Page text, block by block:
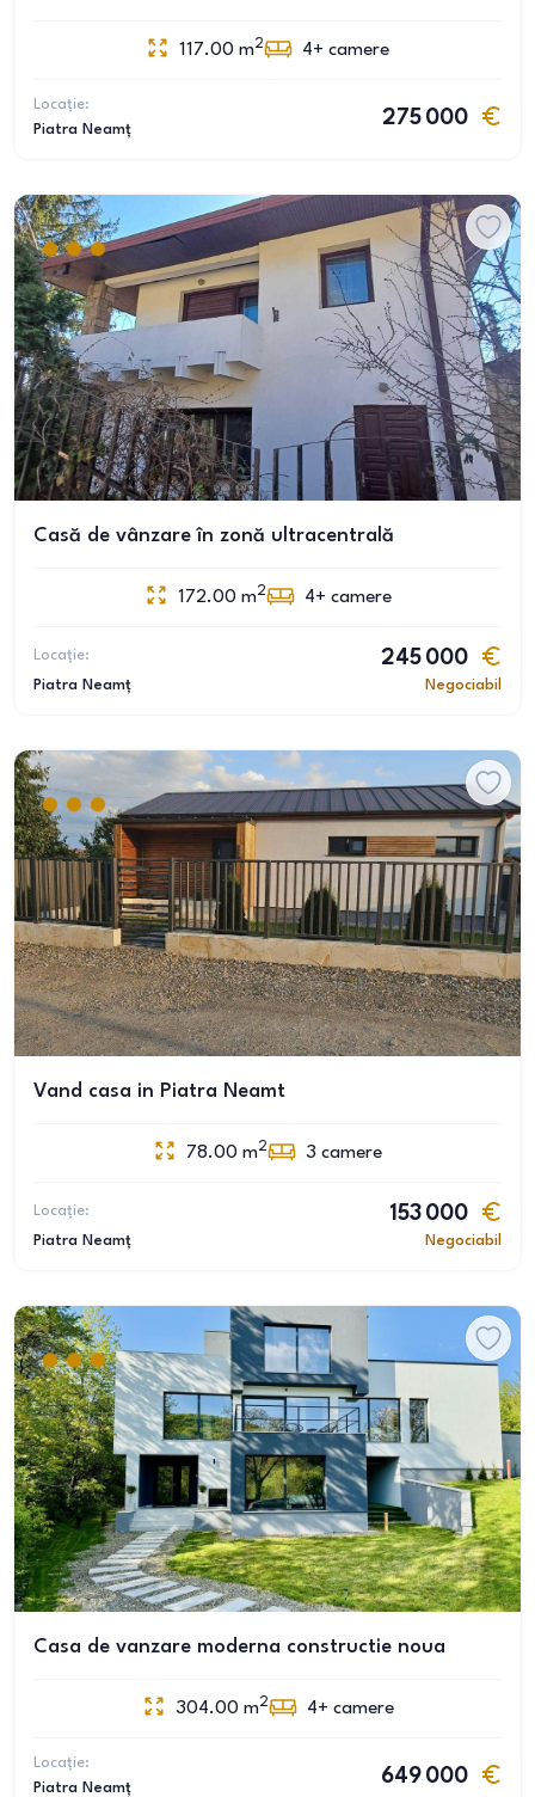
117.00 m2 4+ camere
Locație:
Piatra Neamț
275 000
Casă de vânzare în zonă ultracentrală
172.00 m2 4+ camere
Locație:
Piatra Neamț
245 000
Negociabil
Vand casa in Piatra Neamt
78.00 m2 3 camere
Locație:
Piatra Neamț
153 000
Negociabil
Casa de vanzare moderna constructie noua
304.00 m2 4+ camere
Locație:
Piatra Neamț
649 000